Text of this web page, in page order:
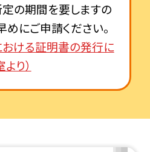
の期間を要しますの
にご申請ください。
ける証明書の発行に
り）